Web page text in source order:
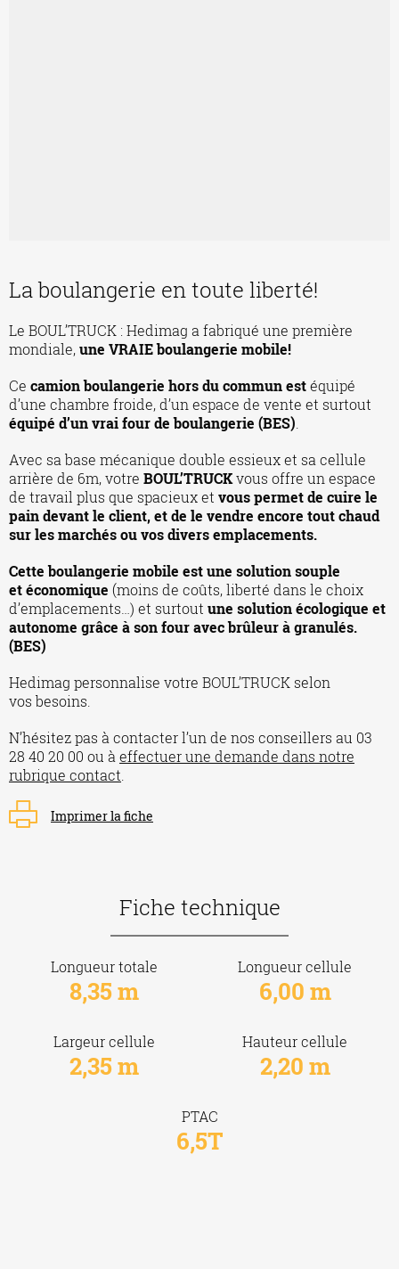
La boulangerie en toute liberté!
Le BOUL’TRUCK : Hedimag a fabriqué une première
mondiale,une VRAIE boulangerie mobile!
Ce camion boulangerie hors du commun estéquipé
d’une chambre froide, d’un espace de vente et surtout
équipé d’un vrai four de boulangerie (BES).
Avec sa base mécanique double essieux et sa cellule
arrière de 6m, votre BOUL’TRUCKvous offre un espace
de travail plus que spacieux et vous permet de cuire le
pain devant le client, et de le vendre encore tout chaud
sur les marchés ou vos divers emplacements.
Cette boulangerie mobile est une solution souple
et économique (moins de coûts, liberté dans le choix
d’emplacements…) et surtout une solution écologique et
autonome grâce à son four avec brûleur à granulés.
(BES)
Hedimag personnalise votre BOUL’TRUCK selon
vos besoins.
N’hésitez pas à contacter l’un de nos conseillers au 03
28 40 20 00 ou àeffectuer une demande dans notre
rubrique contact.
Imprimer la fiche
Fiche technique
Longueur totale
8,35 m
Longueur cellule
6,00 m
Largeur cellule
2,35 m
Hauteur cellule
2,20 m
PTAC
6,5T